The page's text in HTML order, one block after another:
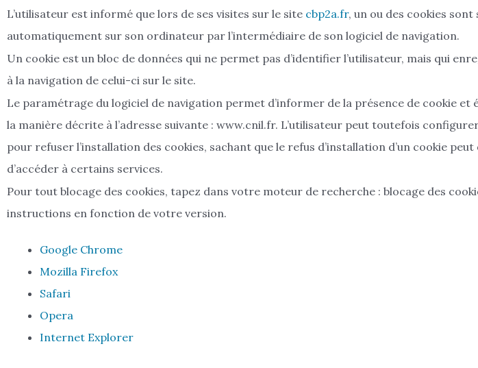
L’utilisateur est informé que lors de ses visites sur le site cbp2a.fr, un ou des cookies sont
automatiquement sur son ordinateur par l’intermédiaire de son logiciel de navigation.
Un cookie est un bloc de données qui ne permet pas d’identifier l’utilisateur, mais qui
à la navigation de celui-ci sur le site.
Le paramétrage du logiciel de navigation permet d’informer de la présence de cookie et
la manière décrite à l’adresse suivante : www.cnil.fr. L’utilisateur peut toutefois
pour refuser l’installation des cookies, sachant que le refus d’installation d’un cookie
d’accéder à certains services.
Pour tout blocage des cookies, tapez dans votre moteur de recherche : blocage des
instructions en fonction de votre version.
Google Chrome
Mozilla Firefox
Safari
Opera
Internet Explorer